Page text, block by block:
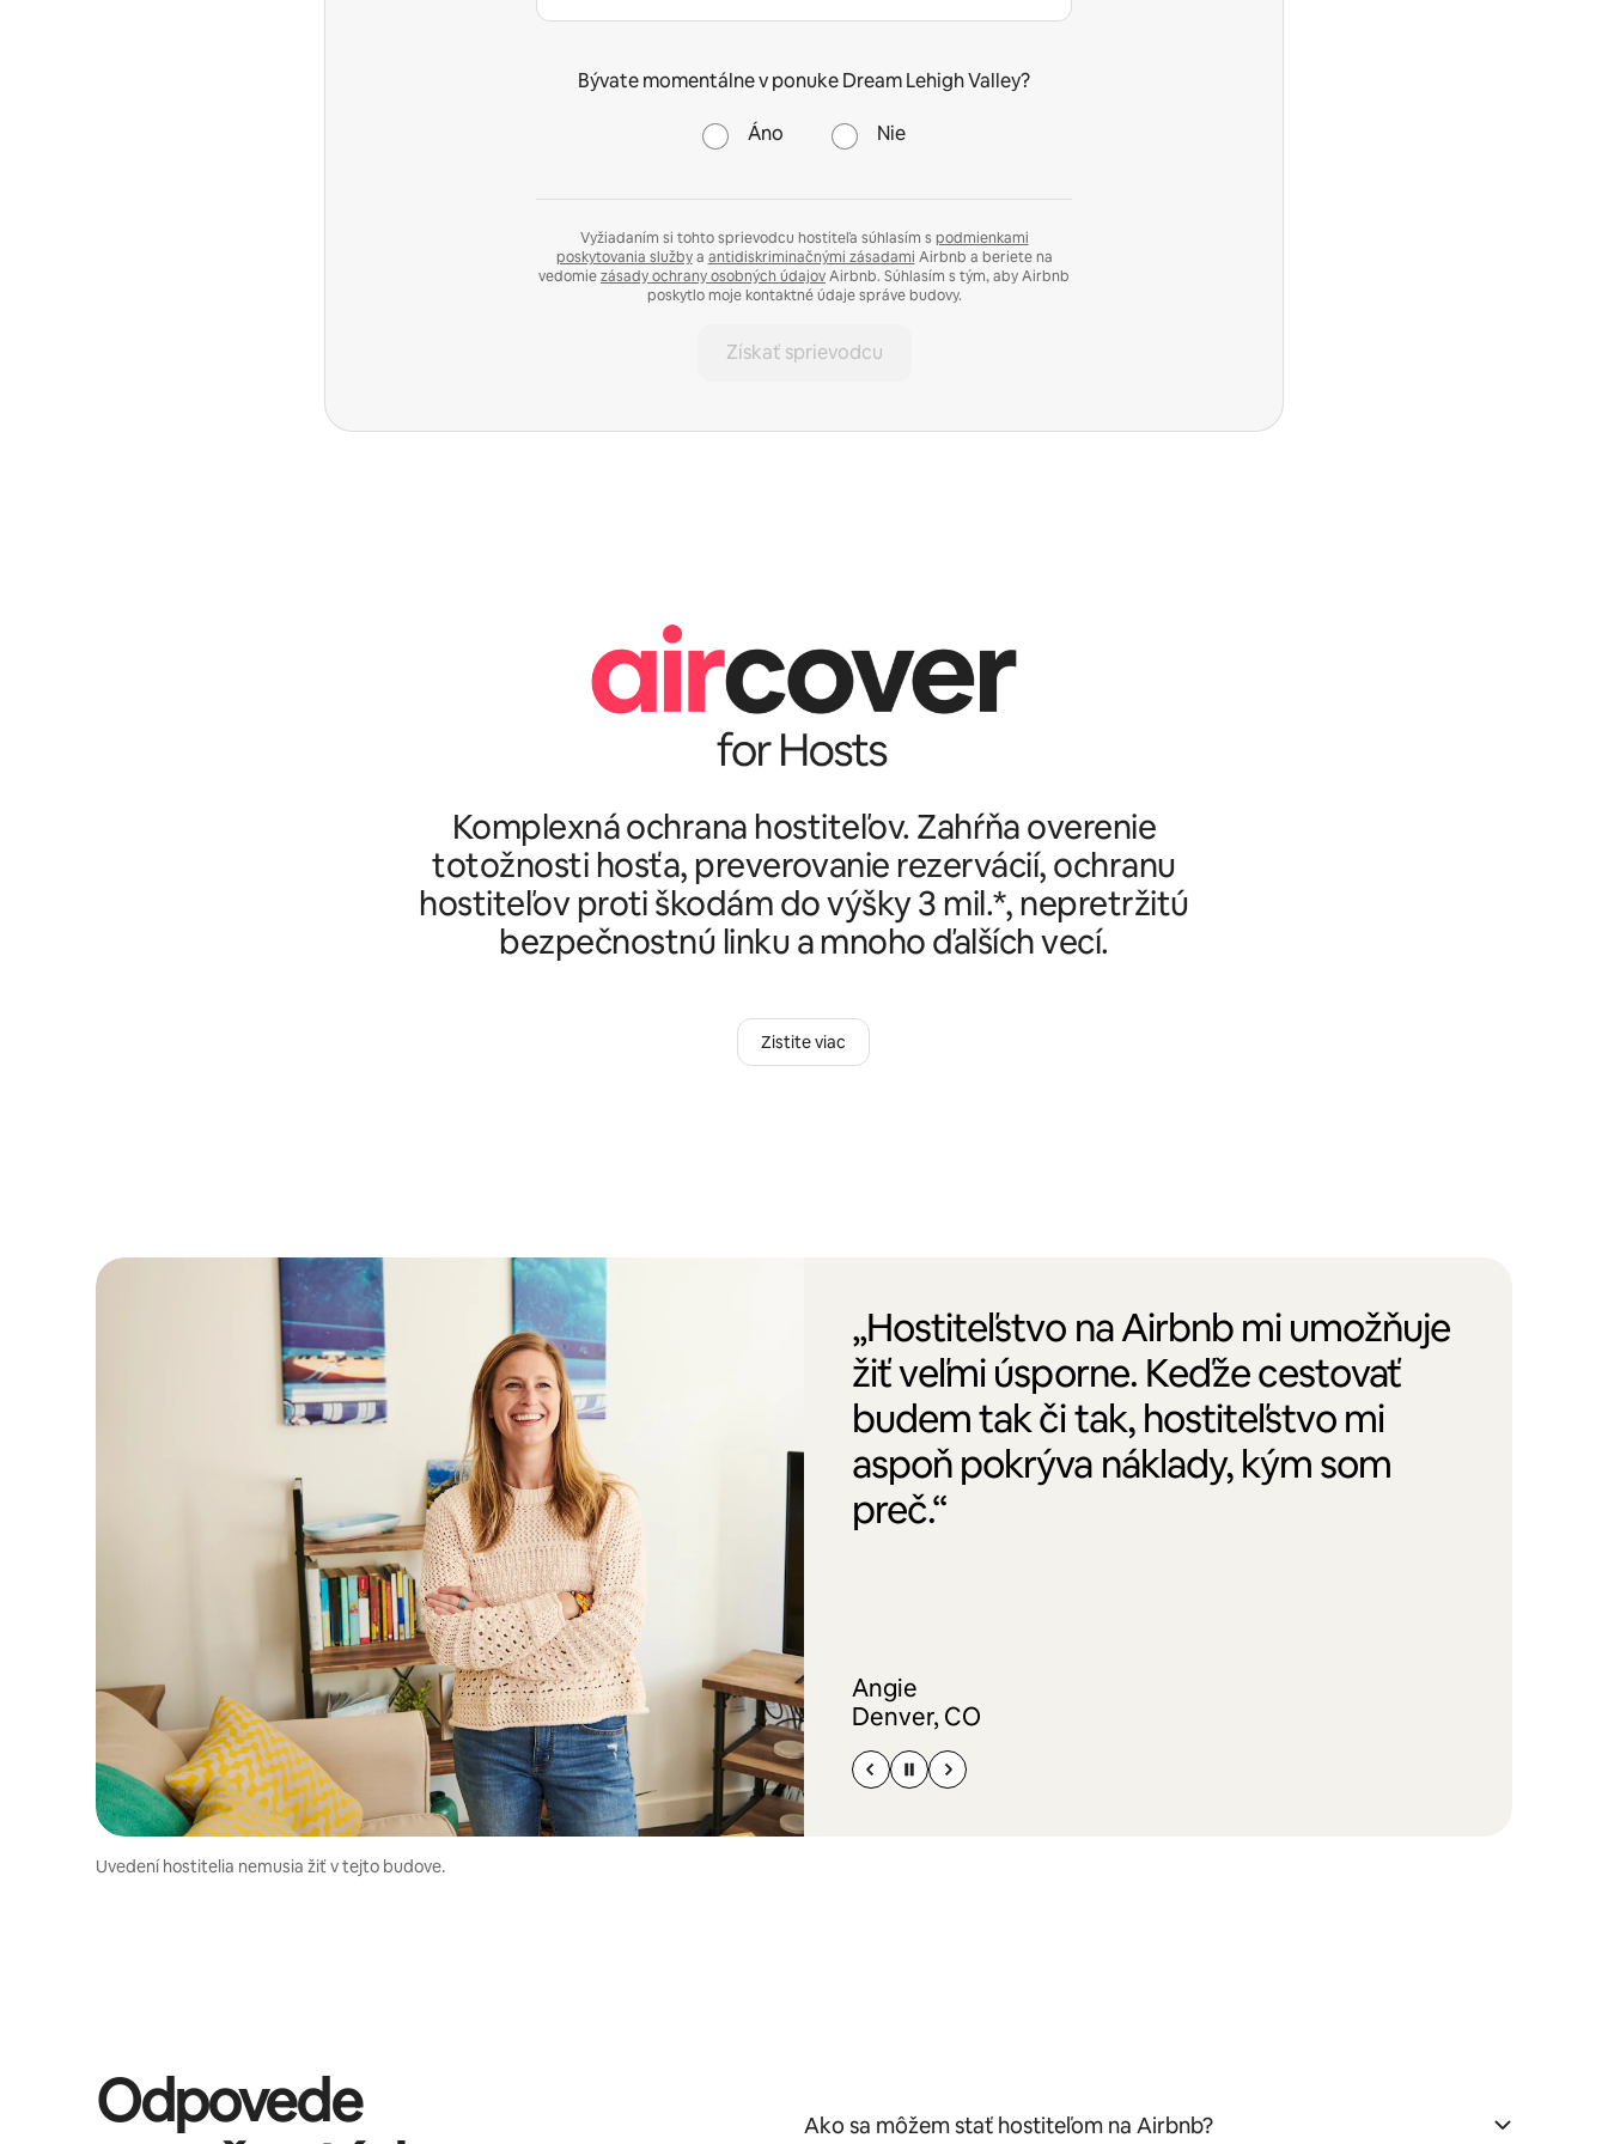
Bývate momentálne v ponuke Dream Lehigh Valley?
Áno Nie
Vyžiadaním si tohto sprievodcu hostiteľa súhlasím s podmienkami
poskytovania službya antidiskriminačnými zásadami Airbnb a beriete na
vedomiezásady ochrany osobných údajovAirbnb. Súhlasím s tým, aby Airbnb
poskytlo moje kontaktné údaje správe budovy.
Získať sprievodcu
Komplexná ochrana hostiteľov. Zahŕňa overenie
totožnosti hosťa, preverovanie rezervácií, ochranu
hostiteľov proti škodám do výšky 3 mil.*, nepretržitú
bezpečnostnú linku a mnoho ďalších vecí.
Zistite viac
„Hostiteľstvo na Airbnb mi umožňuje
žiť veľmi úsporne. Keďže cestovať
budem tak či tak, hostiteľstvo mi
aspoň pokrýva náklady, kým som
preč.“
Angie
Denver, CO
Uvedení hostitelia nemusia žiť v tejto budove.
Odpovede
Ako sa môžem stať hostiteľom na Airbnb?